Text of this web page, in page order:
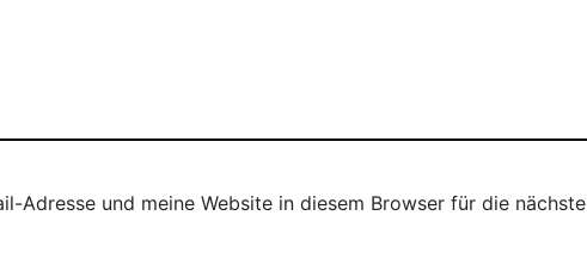
Adresse und meine Website in diesem Browser für die nächste